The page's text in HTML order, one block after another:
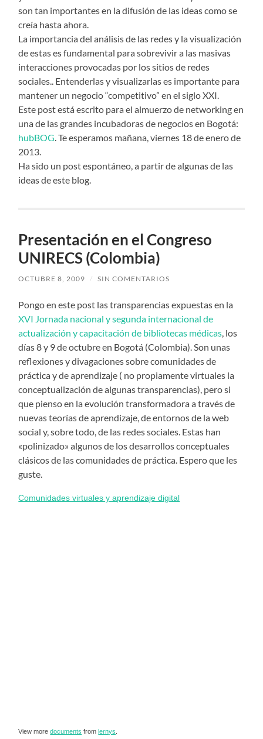
son tan importantes en la difusión de las ideas como se
creía hasta ahora.
La importancia del análisis de las redes y la visualización
de estas es fundamental para sobrevivir a las masivas
interacciones provocadas por los sitios de redes
sociales.. Entenderlas y visualizarlas es importante para
mantener un negocio “competitivo” en el siglo XXI.
Este post está escrito para el almuerzo de networking en
una de las grandes incubadoras de negocios en Bogotá:
hubBOG. Te esperamos mañana, viernes 18 de enero de
2013.
Ha sido un post espontáneo, a partir de algunas de las
ideas de este blog.
Presentación en el Congreso
UNIRECS (Colombia)
OCTUBRE 8, 2009 / SIN COMENTARIOS
Pongo en este post las transparencias expuestas en la
XVI Jornada nacional y segunda internacional de
actualización y capacitación de bibliotecas médicas, los
días 8 y 9 de octubre en Bogotá (Colombia). Son unas
reflexiones y divagaciones sobre comunidades de
práctica y de aprendizaje ( no propiamente virtuales la
conceptualización de algunas transparencias), pero si
que pienso en la evolución transformadora a través de
nuevas teorías de aprendizaje, de entornos de la web
social y, sobre todo, de las redes sociales. Estas han
«polinizado» algunos de los desarrollos conceptuales
clásicos de las comunidades de práctica. Espero que les
guste.
Comunidades virtuales y aprendizaje digital
View moredocuments fromlernys